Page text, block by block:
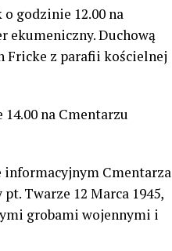
godzinie 12.00 na
ekumeniczny. Duchową
Fricke z parafii kościelnej
na Cmentarzu
informacyjnym Cmentarza
Twarze 12 Marca 1945,
grobami wojennymi i